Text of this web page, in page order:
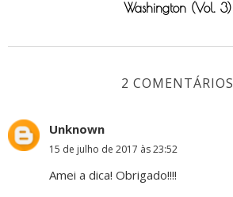
Washington (Vol. 3)
2 COMENTÁRIOS
Unknown
15 de julho de 2017 às 23:52
Amei a dica! Obrigado!!!!